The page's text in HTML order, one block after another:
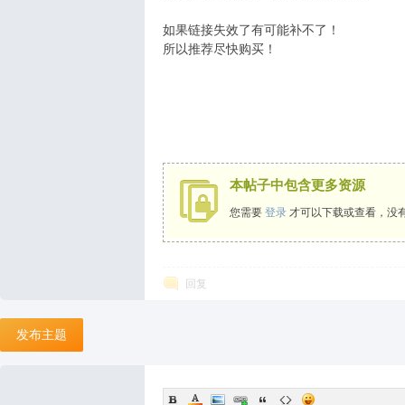
如果链接失效了有可能补不了！
所以推荐尽快购买！
本帖子中包含更多资源
您需要 登录 才可以下载或查看，没
回复
发布主题